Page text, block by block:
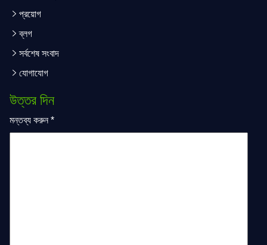
প্রয়োগ
ব্লগ
সর্বশেষ সংবাদ
যোগাযোগ
উত্তর দিন
মন্তব্য করুন*